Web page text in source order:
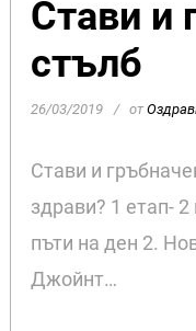
Стави и
стълб
26/03/2019 от
Стави и
здрави? 1 етап-
пъти на ден 2.
Джойнт…